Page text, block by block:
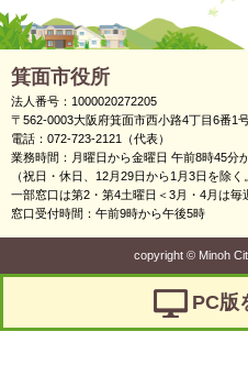
箕面市役所
法人番号：1000020272205
〒562-0003大阪府箕面市西小路4丁目6番1
電話：072-723-2121（代表）
業務時間：月曜日から金曜日 午前8時45分
（祝日・休日、12月29日から1月3日を除く。
一部窓口は第2・第4土曜日＜3月・4月は毎
窓口受付時間：午前9時から午後5時
copyright ©Minoh
PC版